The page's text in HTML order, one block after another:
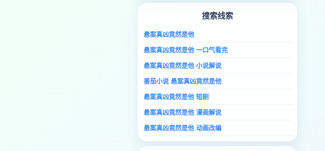
搜索线索
悬案真凶竟然是他
悬案真凶竟然是他 一口气看完
悬案真凶竟然是他 小说解说
番茄小说 悬案真凶竟然是他
悬案真凶竟然是他 短剧
悬案真凶竟然是他 漫画解说
悬案真凶竟然是他 动画改编